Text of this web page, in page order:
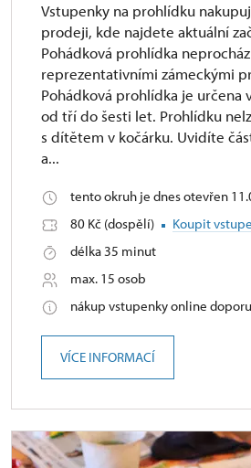
Vstupenky na prohlídku
prodeji, kde najdete aktuální
Pohádková prohlídka
reprezentativními zámeckými
Pohádková prohlídka je určena
od tří do šesti let. Prohlídku
s dítětem v kočárku. Uvidíte
a...
tento okruh je dnes otevřen
80 Kč (dospělí)
Koupit
délka 35 minut
max. 15 osob
nákup vstupenky online
VÍCE INFORMACÍ